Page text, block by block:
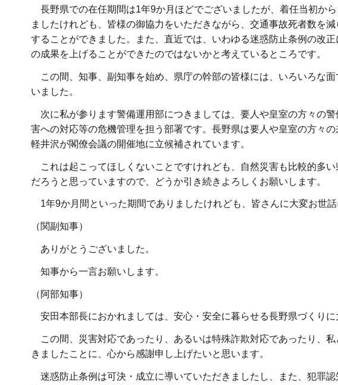
長野県での在任期間は1年9か月ほどでございましたが、着任当初か
ましたけれども、皆様の御協力をいただきながら、交通事故死者数を
することができました。また、直近では、いわゆる迷惑防止条例の改
の成果を上げることができたのではないかと考えているところです。
この間、知事、副知事を始め、県庁の幹部の皆様には、いろいろな
いました。
次に私が参ります警備運用部につきましては、要人や皇室の方々の
害への対応等の危機管理を担う部署です。長野県は要人や皇室の方々
軽井沢が閣僚会議の開催地に立候補されています。
これは起こってほしくないことですけれども、自然災害も比較的多
だろうと思っていますので、どうか引き続きよろしくお願いします。
1年9か月間といった期間でありましたけれども、皆さんに大変お世
（関副知事）
ありがとうございました。
知事から一言お願いします。
（阿部知事）
安田本部長におかれましては、安心・安全に暮らせる長野県づくり
この間、災害対応であったり、あるいは特殊詐欺対応であったり、
きましたことに、心から感謝申し上げたいと思います。
迷惑防止条例は可決・成立に導いていただきましたし、また、犯罪